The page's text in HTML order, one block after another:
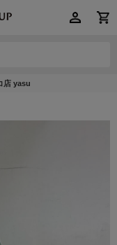
店 yasu